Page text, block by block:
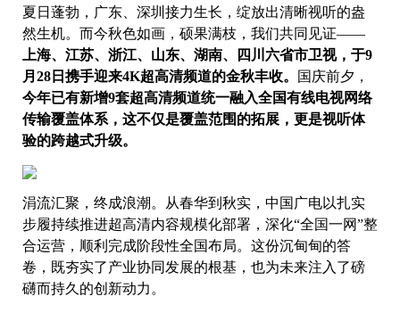
夏日蓬勃，广东、深圳接力生长，绽放出清晰视听的盎
然生机。而今秋色如画，硕果满枝，我们共同见证——
上海、江苏、浙江、山东、湖南、四川六省市卫视，于9
月28日携手迎来4K超高清频道的金秋丰收。
国庆前夕，
今年已有新增9套超高清频道统一融入全国有线电视网络
传输覆盖体系，这不仅是覆盖范围的拓展，更是视听体
验的跨越式升级。
涓流汇聚，终成浪潮。从春华到秋实，中国广电以扎实
步履持续推进超高清内容规模化部署，深化“全国一网”整
合运营，顺利完成阶段性全国布局。这份沉甸甸的答
卷，既夯实了产业协同发展的根基，也为未来注入了磅
礴而持久的创新动力。